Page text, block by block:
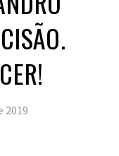
2019